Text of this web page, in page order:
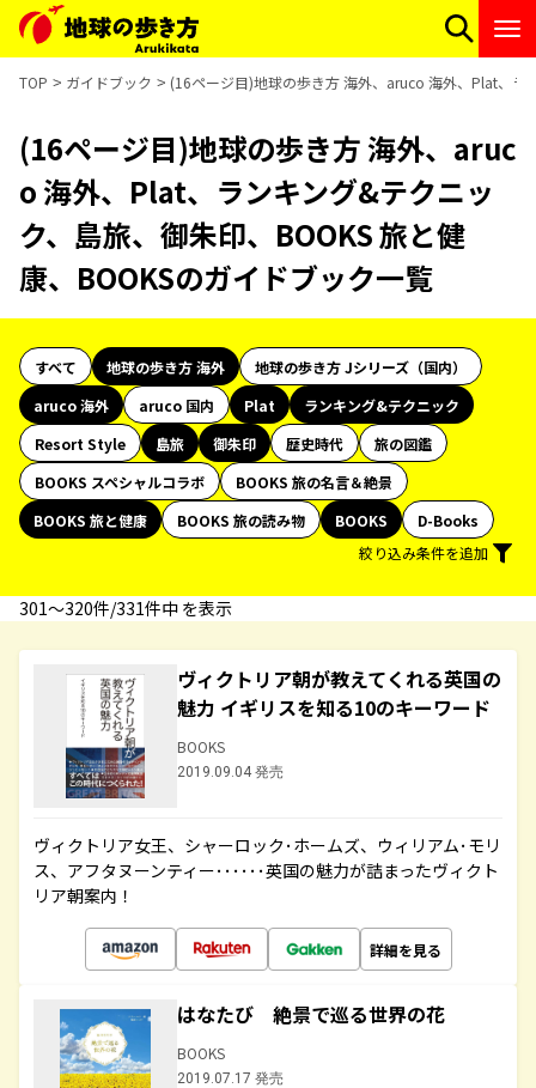
TOP ガイドブック (16ページ目)地球の歩き方 海外、aruco 海外、Plat、ラ
(16ページ目)地球の歩き方 海外、aruc
o 海外、Plat、ランキング&テクニッ
ク、島旅、御朱印、BOOKS 旅と健
康、BOOKSのガイドブック一覧
すべて 地球の歩き方 海外
地球の歩き方 Jシリーズ（国内）
aruco 海外
aruco 国内 Plat
ランキング&テクニック
Resort Style
島旅 御朱印 歴史時代
旅の図鑑
BOOKS スペシャルコラボ
BOOKS 旅の名言＆絶景
BOOKS 旅と健康
BOOKS 旅の読み物 BOOKS
D-Books
絞り込み条件を追加
301〜320件/331件中 を表示
ヴィクトリア朝が教えてくれる英国の
魅力 イギリスを知る10のキーワード
BOOKS
2019.09.04 発売
ヴィクトリア女王、シャーロック･ホームズ、ウィリアム･モリ
ス、アフタヌーンティー･･････英国の魅力が詰まったヴィクト
リア朝案内！
詳細を見る
はなたび 絶景で巡る世界の花
BOOKS
2019.07.17 発売